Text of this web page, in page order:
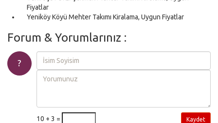
Fiyatlar
Yeniköy Köyü Mehter Takımı Kiralama, Uygun Fiyatlar
Forum & Yorumlarınız :
?
10 + 3 = Kaydet